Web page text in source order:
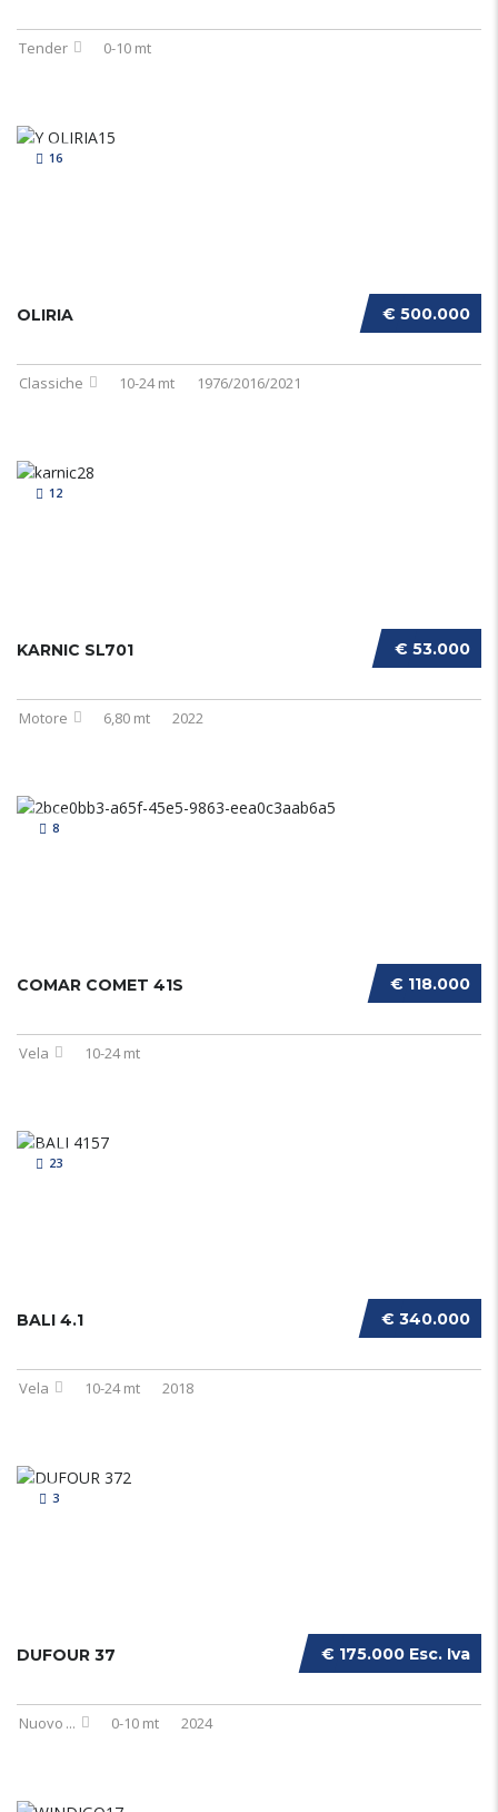
Tender 0-10 mt
16
€ 500.000
OLIRIA
Classiche 10-24 mt 1976/2016/2021
12
€ 53.000
KARNIC SL701
Motore 6,80 mt 2022
8
€ 118.000
COMAR COMET 41S
Vela 10-24 mt
23
€ 340.000
BALI 4.1
Vela 10-24 mt 2018
3
€ 175.000 Esc. Iva
DUFOUR 37
Nuovo ... 0-10 mt 2024